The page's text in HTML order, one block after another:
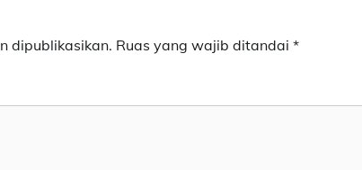
dipublikasikan. Ruas yang wajib ditandai *